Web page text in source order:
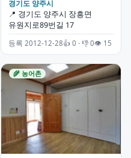
경기도 양주시
📍 경기도 양주시 장흥면
유원지로89번길 17
등록 2012-12-28👍 0 · 👎 0👁 15
🌾 농어촌